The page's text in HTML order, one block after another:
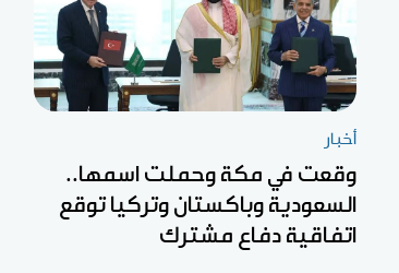
أخبار
وقعت في مكة وحملت اسمها..
السعودية وباكستان وتركيا توقع
اتفاقية دفاع مشترك